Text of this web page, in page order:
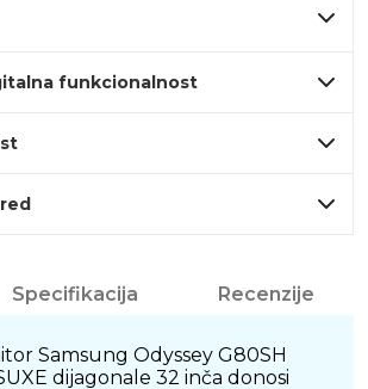
funkcionalnost
Specifikacija Recenzije
Samsung Odyssey G80SH
dijagonale 32 inča donosi